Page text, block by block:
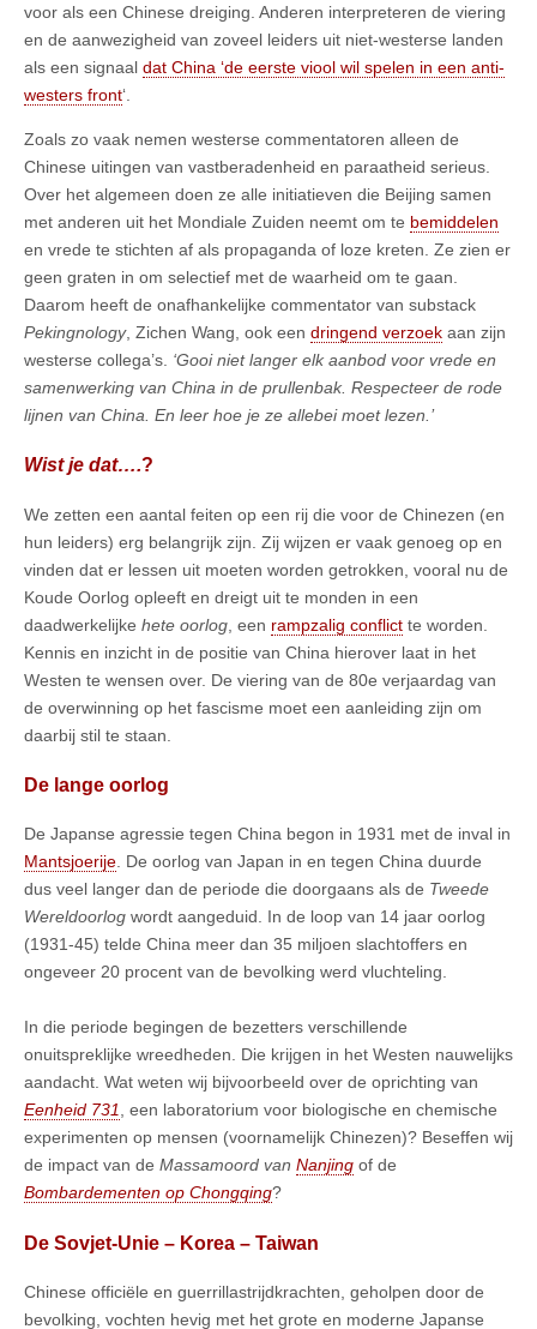
voor als een Chinese dreiging. Anderen interpreteren de viering
en de aanwezigheid van zoveel leiders uit niet-westerse landen
als een signaal dat China ‘de eerste viool wil spelen in een anti-
westers front‘.
Zoals zo vaak nemen westerse commentatoren alleen de
Chinese uitingen van vastberadenheid en paraatheid serieus.
Over het algemeen doen ze alle initiatieven die Beijing samen
met anderen uit het Mondiale Zuiden neemt om te bemiddelen
en vrede te stichten af als propaganda of loze kreten. Ze zien er
geen graten in om selectief met de waarheid om te gaan.
Daarom heeft de onafhankelijke commentator van substack
Pekingnology, Zichen Wang, ook een dringend verzoek aan zijn
westerse collega’s. ‘Gooi niet langer elk aanbod voor vrede en
samenwerking van China in de prullenbak. Respecteer de rode
lijnen van China. En leer hoe je ze allebei moet lezen.’
Wist je dat….?
We zetten een aantal feiten op een rij die voor de Chinezen (en
hun leiders) erg belangrijk zijn. Zij wijzen er vaak genoeg op en
vinden dat er lessen uit moeten worden getrokken, vooral nu de
Koude Oorlog opleeft en dreigt uit te monden in een
daadwerkelijke hete oorlog , een rampzalig conflict te worden.
Kennis en inzicht in de positie van China hierover laat in het
Westen te wensen over. De viering van de 80e verjaardag van
de overwinning op het fascisme moet een aanleiding zijn om
daarbij stil te staan.
De lange oorlog
De Japanse agressie tegen China begon in 1931 met de inval in
Mantsjoerije. De oorlog van Japan in en tegen China duurde
dus veel langer dan de periode die doorgaans als de Tweede
Wereldoorlog wordt aangeduid. In de loop van 14 jaar oorlog
(1931-45) telde China meer dan 35 miljoen slachtoffers en
ongeveer 20 procent van de bevolking werd vluchteling.
In die periode begingen de bezetters verschillende
onuitspreklijke wreedheden. Die krijgen in het Westen nauwelijks
aandacht. Wat weten wij bijvoorbeeld over de oprichting van
Eenheid 731, een laboratorium voor biologische en chemische
experimenten op mensen (voornamelijk Chinezen)? Beseffen wij
de impact van de Massamoord van Nanjing of de
Bombardementen op Chongqing?
De Sovjet-Unie – Korea – Taiwan
Chinese officiële en guerrillastrijdkrachten, geholpen door de
bevolking, vochten hevig met het grote en moderne Japanse